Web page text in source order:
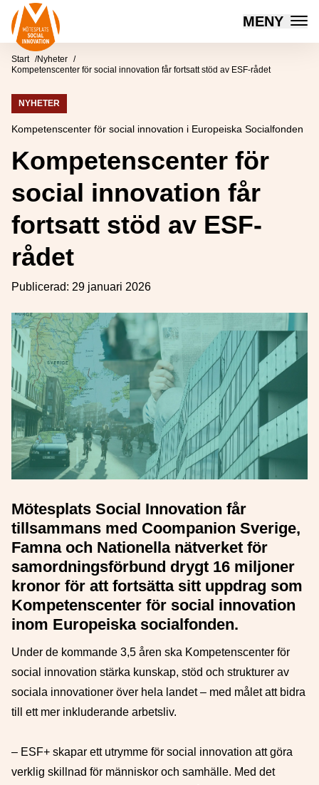
Hoppa till innehåll
Mötesplatsen Social Innovation
MENY
Start
Nyheter
Kompetenscenter för social innovation får fortsatt stöd av ESF-rådet
NYHETER
Kompetenscenter för social innovation i Europeiska Socialfonden
Kompetenscenter för
social innovation får
fortsatt stöd av ESF-
rådet
Publicerad: 29 januari 2026
Mötesplats Social Innovation får
tillsammans med Coompanion Sverige,
Famna och Nationella nätverket för
samordningsförbund drygt 16 miljoner
kronor för att fortsätta sitt uppdrag som
Kompetenscenter för social innovation
inom Europeiska socialfonden.
Under de kommande 3,5 åren ska Kompetenscenter för
social innovation stärka kunskap, stöd och strukturer av
sociala innovationer över hela landet – med målet att bidra
till ett mer inkluderande arbetsliv.
– ESF+ skapar ett utrymme för social innovation att göra
verklig skillnad för människor och samhälle. Med det